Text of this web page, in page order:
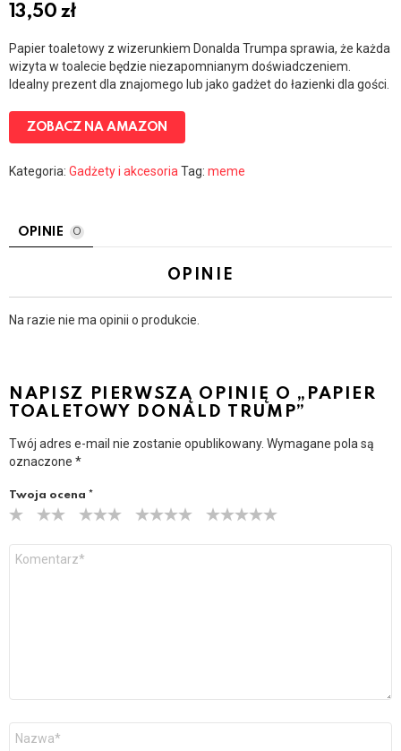
13,50 zł
Papier toaletowy z wizerunkiem Donalda Trumpa sprawia, że każda
wizyta w toalecie będzie niezapomnianym doświadczeniem.
Idealny prezent dla znajomego lub jako gadżet do łazienki dla gości.
ZOBACZ NA AMAZON
Kategoria: Gadżety i akcesoria Tag: meme
OPINIE 0
OPINIE
Na razie nie ma opinii o produkcie.
NAPISZ PIERWSZĄ OPINIĘ O „PAPIER
TOALETOWY DONALD TRUMP”
Twój adres e-mail nie zostanie opublikowany. Wymagane pola są
oznaczone *
Twoja ocena *
o
a